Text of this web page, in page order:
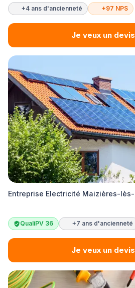
+4 ans d'ancienneté +97 NPS
Je veux un
Entreprise Electricité Maizières-
QualiPV 36 +7 ans d'ancienneté
Je veux un